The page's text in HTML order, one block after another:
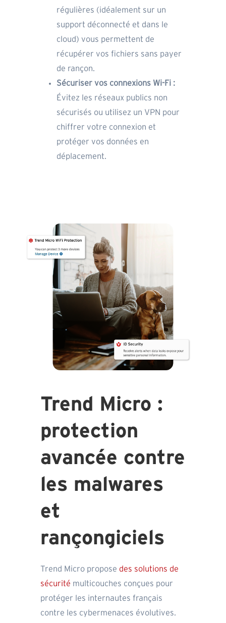
régulières (idéalement sur un
support déconnecté et dans le
cloud) vous permettent de
récupérer vos fichiers sans payer
de rançon.
Sécuriser vos connexions Wi-Fi :
Évitez les réseaux publics non
sécurisés ou utilisez un VPN pour
chiffrer votre connexion et
protéger vos données en
déplacement.
Trend Micro :
protection
avancée contre
les malwares
et
rançongiciels
Trend Micro propose des solutions de
sécurité multicouches conçues pour
protéger les internautes français
contre les cybermenaces évolutives.